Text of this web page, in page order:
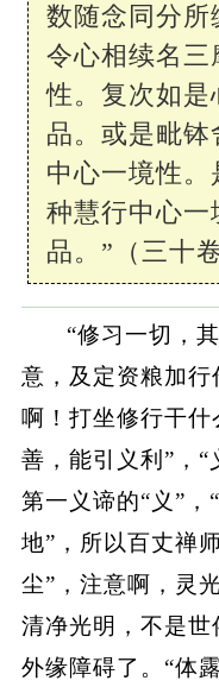
数随念同分所
令心相续名
性。复次如
品。或是毗
中心一境性。
种慧行中心一
品。”（三十卷
“修习一切，
意，及定资粮加行
啊！打坐修行干
善，能引义利”，
第一义谛的“义”，
地”，所以百丈禅
尘”，注意啊，灵
清净光明，不是
外缘障碍了。“体